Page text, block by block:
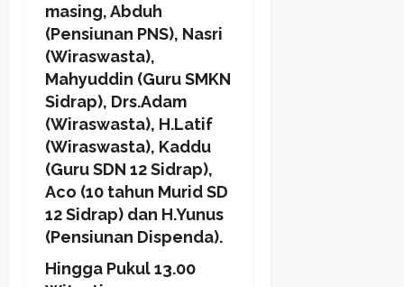
masing, Abduh
(Pensiunan PNS), Nasri
(Wiraswasta),
Mahyuddin (Guru SMKN
Sidrap), Drs.Adam
(Wiraswasta), H.Latif
(Wiraswasta), Kaddu
(Guru SDN 12 Sidrap),
Aco (10 tahun Murid SD
12 Sidrap) dan H.Yunus
(Pensiunan Dispenda).
Hingga Pukul 13.00